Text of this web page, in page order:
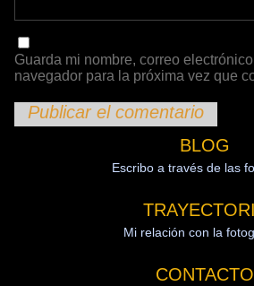
Guarda mi nombre, correo
navegador para la próxima vez que
BLOG
Escribo a través de las
Mi relación con la
CONTACTO